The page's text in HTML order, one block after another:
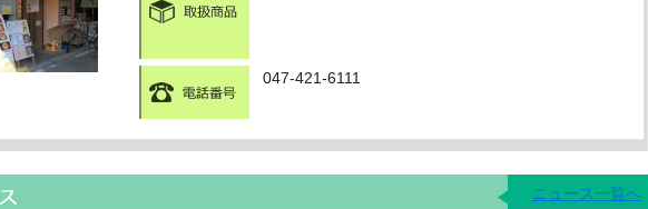
047-421-6111
ニュース一覧へ